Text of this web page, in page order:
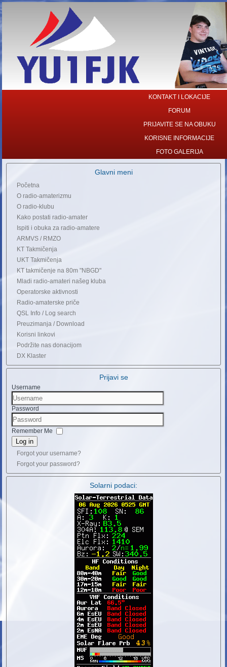
KONTAKT I LOKACIJE
FORUM
PRIJAVITE SE NA OBUKU
KORISNE INFORMACIJE
FOTO GALERIJA
Glavni meni
Početna
O radio-amaterizmu
O radio-klubu
Kako postati radio-amater
Ispiti i obuka za radio-amatere
ARMVS / RMZO
KT Takmičenja
UKT Takmičenja
KT takmičenje na 80m "NBGD"
Mladi radio-amateri našeg kluba
Operatorske aktivnosti
Radio-amaterske priče
QSL Info / Log search
Preuzimanja / Download
Korisni linkovi
Podržite nas donacijom
DX Klaster
Prijavi se
Username
Password
Remember Me
Log in
Forgot your username?
Forgot your password?
Solarni podaci: